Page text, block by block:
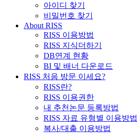
아이디 찾기
비밀번호 찾기
About RISS
RISS 이용방법
RISS 지식더하기
DB연계 현황
BI 및 배너 다운로드
RISS 처음 방문 이세요?
RISS란?
RISS 이용권한
내 추천논문 등록방법
RISS 자료 유형별 이용방법
복사/대출 이용방법